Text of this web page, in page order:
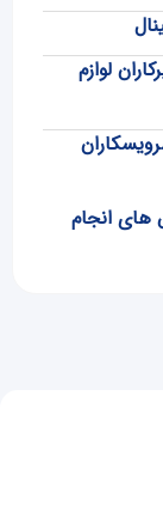
لوازم
های انجام